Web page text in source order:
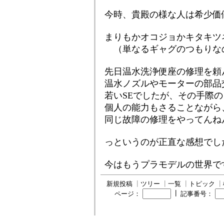
今時、貴殿の様な人は希少
まりもかオコジョかキタキ
（単なるギャグのつもりな
先日温水洗浄便座の修理を
温水ノズルやモーターの部
若いSEでしたが、その手際
個人の能力もさることなが
同じ故障の修理をやってんね
っというのが正直な感想でし
今はもうプラモデルの世界
新規投稿 ツリー 一覧 トピック
ページ：
記事番号：